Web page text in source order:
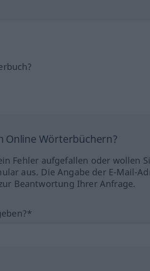
Online Wörterbüchern?
Fehler aufgefallen oder wollen
aus. Die Angabe der E-Mail-
Beantwortung Ihrer Anfrage.